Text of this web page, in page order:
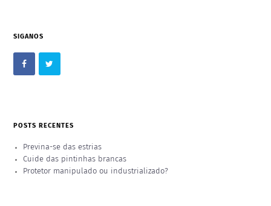
SIGANOS
POSTS RECENTES
Previna-se das estrias
Cuide das pintinhas brancas
Protetor manipulado ou industrializado?